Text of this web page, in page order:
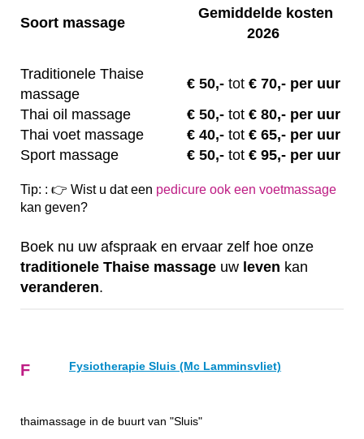
Soort massage
Gemiddelde kosten
2026
Traditionele Thaise
massage
€ 50,- tot € 70,- per uur
Thai oil massage
€ 50,- tot € 80,- per uur
Thai voet massage
€ 40,- tot € 65,- per uur
Sport massage
€ 50,- tot € 95,- per uur
Tip: : 👉 Wist u dat een pedicure ook een voetmassage
kan geven?
Boek nu uw afspraak en ervaar zelf hoe onze
traditionele Thaise massage uw leven kan
veranderen.
F Fysiotherapie Sluis (Mc Lamminsvliet)
thaimassage in de buurt van "Sluis"